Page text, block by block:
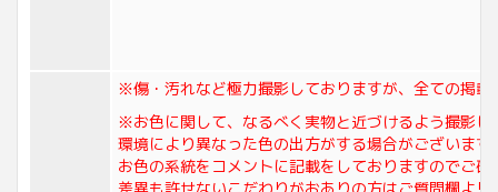
※傷・汚れなど極力撮影しておりますが、全ての掲載
※お色に関して、なるべく実物と近づけるよう撮影し
環境により異なった色の出方がする場合がございます
お色の系統をコメントに記載をしておりますのでご確